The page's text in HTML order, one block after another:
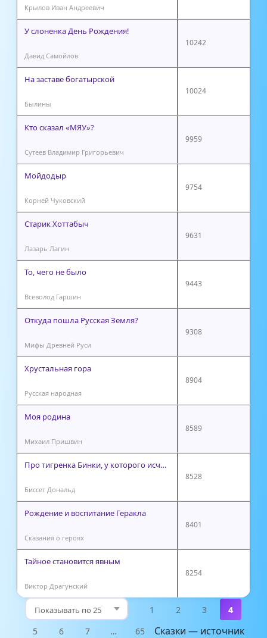
Крылов Иван Андреевич
У слоненка День Рождения!
Давид Самойлов
10242
На заставе богатырской
Былины
10024
Кто сказал «МЯУ»?
Сутеев Владимир Григорьевич
9959
Мойдодыр
Корней Чуковский
9754
Старик Хоттабыч
Лазарь Лагин
9631
То, чего не было
Всеволод Гаршин
9443
Откуда пошла Русская Земля?
Мифы Древней Руси
9308
Хрустальная гора
Русская народная
8904
Моя родина
Михаил Пришвин
8589
Про тигренка Бинки, у которого исчезли все полоски
Биссет Дональд
8528
Рождение и воспитание Геракла
Сказания о героях
8401
Тайное становится явным
Виктор Драгунский
8254
1 2 3
4
5
6 7 … 65 Сказки — источник